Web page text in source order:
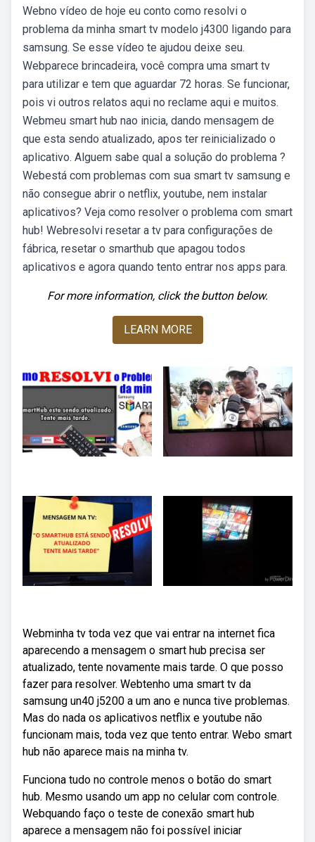
Webno vídeo de hoje eu conto como resolvi o
problema da minha smart tv modelo j4300 ligando para
samsung. Se esse vídeo te ajudou deixe seu.
Webparece brincadeira, você compra uma smart tv
para utilizar e tem que aguardar 72 horas. Se funcionar,
pois vi outros relatos aqui no reclame aqui e muitos.
Webmeu smart hub nao inicia, dando mensagem de
que esta sendo atualizado, apos ter reinicializado o
aplicativo. Alguem sabe qual a solução do problema ?
Webestá com problemas com sua smart tv samsung e
não consegue abrir o netflix, youtube, nem instalar
aplicativos? Veja como resolver o problema com smart
hub! Webresolvi resetar a tv para configurações de
fábrica, resetar o smarthub que apagou todos
aplicativos e agora quando tento entrar nos apps para.
For more information, click the button below.
LEARN MORE
Webminha tv toda vez que vai entrar na internet fica
aparecendo a mensagem o smart hub precisa ser
atualizado, tente novamente mais tarde. O que posso
fazer para resolver. Webtenho uma smart tv da
samsung un40 j5200 a um ano e nunca tive problemas.
Mas do nada os aplicativos netflix e youtube não
funcionam mais, toda vez que tento entrar. Webo smart
hub não aparece mais na minha tv.
Funciona tudo no controle menos o botão do smart
hub. Mesmo usando um app no celular com controle.
Webquando faço o teste de conexão smart hub
aparece a mensagem não foi possível iniciar